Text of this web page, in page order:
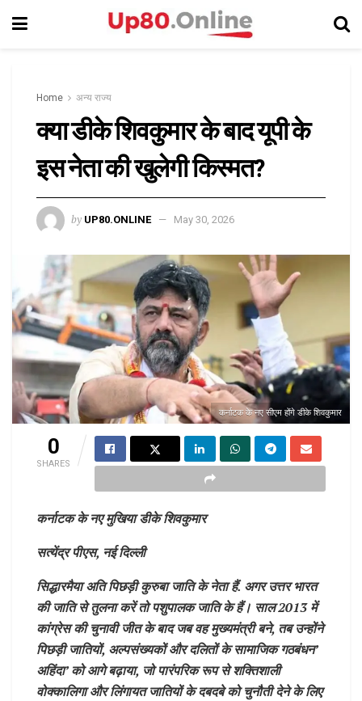
Home अन्य राज्य
क्या डीके शिवकुमार के बाद यूपी के
इस नेता की खुलेगी किस्मत?
by UP80.ONLINE May 30, 2026
कर्नाटक के नए सीएम होंगे डीके शिवकुमार
0
SHARES
कर्नाटक के नए मुखिया डीके शिवकुमार
सत्येंद्र पीएस, नई दिल्ली
सिद्धारमैया अति पिछड़ी कुरुबा जाति के नेता हैं. अगर उत्तर भारत
की जाति से तुलना करें तो पशुपालक जाति के हैं। साल 2013 में
कांग्रेस की चुनावी जीत के बाद जब वह मुख्यमंत्री बने, तब उन्होंने
पिछड़ी जातियों, अल्पसंख्यकों और दलितों के सामाजिक गठबंधन’
अहिंदा’ को आगे बढ़ाया, जो पारंपरिक रूप से शक्तिशाली
वोक्कालिगा और लिंगायत जातियों के दबदबे को चुनौती देने के लिए